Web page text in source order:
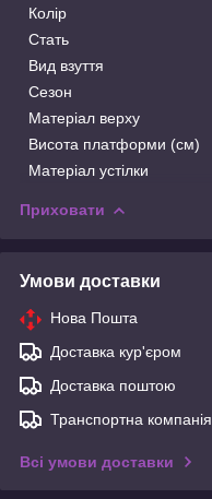
Колір
Стать
Вид взуття
Сезон
Матеріал верху
Висота платформи (см)
Матеріал устілки
Приховати
Умови доставки
Нова Пошта
Доставка кур'єром
Доставка поштою
Транспортна компанія
Всі умови доставки